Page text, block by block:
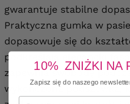
gwarantuje stabilne
Praktyczna gumka w
dopasowuje się do
podkreślają elegancki
zapewnia swobodę
wykończona podszewką,
10% ZNIŻKI NA
Zapisz się do naszego